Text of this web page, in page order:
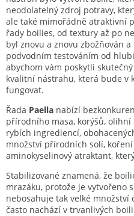
neodolatelný zdroj potravy,
ale také mimořádně atraktivní
řady boilies, od textury až po
byl znovu a znovu zbožňován
podvodním testováním od
abychom vám poskytli
kvalitní nástrahu, která bude v
fungovat.
Řada Paella nabízí
přírodního masa, korýšů,
rybích ingrediencí,
množství přírodních solí,
aminokyselinový atraktant,
Stabilizované znamená, že
mrazáku, protože je vytvořeno
nebosahuje tak velké množství
často nachází v trvanlivých